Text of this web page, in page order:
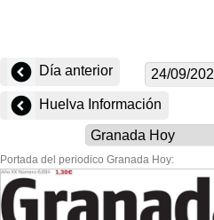
Día anterior
Huelva Información
Portada del periodico Granada Hoy: